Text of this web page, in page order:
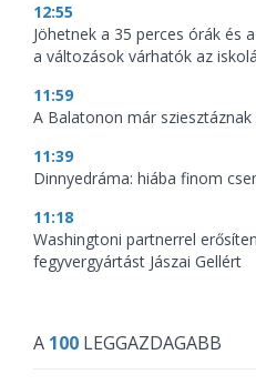
12:55
Jöhetnek a 35 perces órák és
a változások várhatók az
11:59
A Balatonon már
11:39
Dinnyedráma: hiába finom
11:18
Washingtoni partnerrel
fegyvergyártást Jászai Gellért
A 100 LEGGAZDAGABB